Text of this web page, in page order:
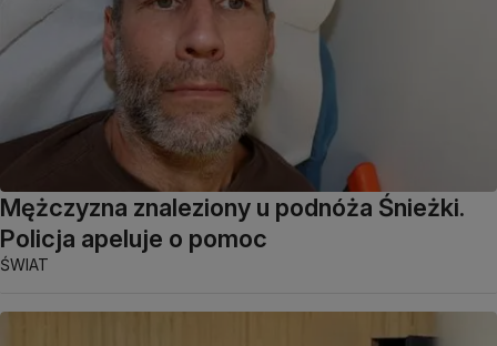
Mężczyzna znaleziony u podnóża Śnieżki.
Policja apeluje o pomoc
ŚWIAT